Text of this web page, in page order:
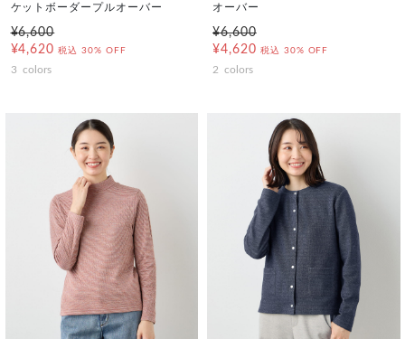
ケットボーダープルオーバー
¥6,600
¥4,620 税込 30% OFF
3 colors
オーバー
¥6,600
¥4,620 税込 30% OFF
2 colors